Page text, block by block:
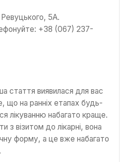
5А.
+38 (067) 237-
стаття виявилася для вас
що на ранніх етапах будь-
лікуванню набагато краще.
з візитом до лікарні, вона
форму, а це вже набагато